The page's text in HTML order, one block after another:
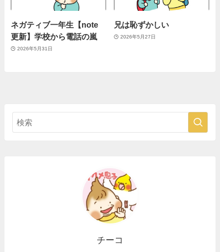
ネガティブ一年生【note
更新】学校から電話の嵐
2026年5月31日
兄は恥ずかしい
2026年5月27日
チーコ